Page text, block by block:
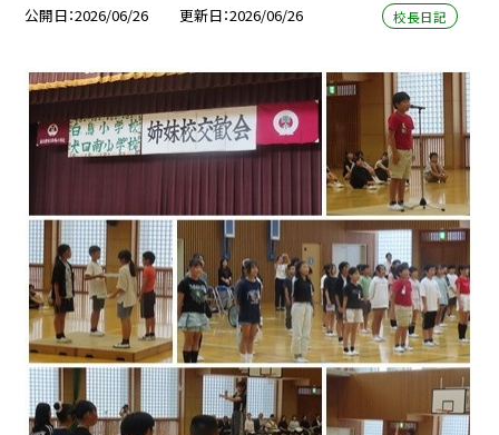
公開日 2026/06/26 更新日 2026/06/26 校長日記